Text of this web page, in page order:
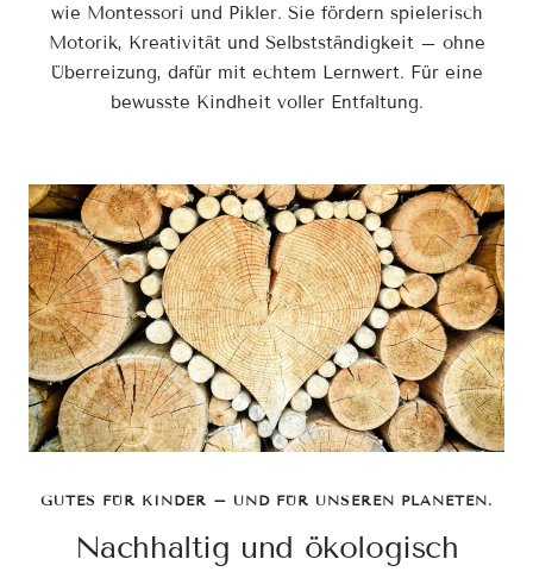
wie Montessori und Pikler. Sie fördern spielerisch
Motorik, Kreativität und Selbstständigkeit – ohne
Überreizung, dafür mit echtem Lernwert. Für eine
bewusste Kindheit voller Entfaltung.
GUTES FÜR KINDER – UND FÜR UNSEREN PLANETEN.
Nachhaltig und ökologisch